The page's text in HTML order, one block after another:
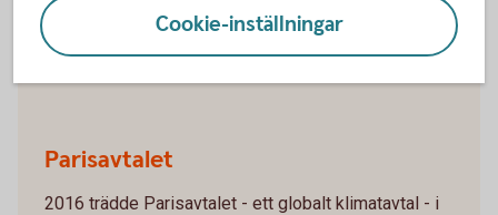
fredliga, trygga samhällen.
Parisavtalet
2016 trädde Parisavtalet - ett globalt klimatavtal - i
Cookie-inställningar